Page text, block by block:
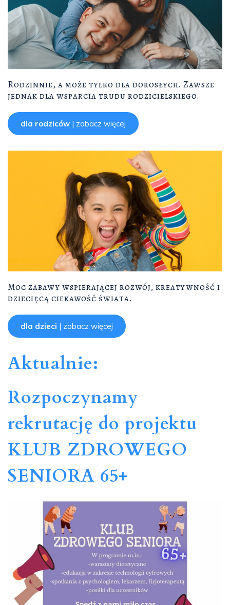
Rodzinnie, a może tylko dla dorosłych. Zawsze
jednak dla wsparcia trudu rodzicielskiego.
dla rodziców | zobacz więcej
Moc zabawy wspierającej rozwój, kreatywność i
dziecięcą ciekawość świata.
dla dzieci | zobacz więcej
Aktualnie:
Rozpoczynamy
rekrutację do projektu
KLUB ZDROWEGO
SENIORA 65+